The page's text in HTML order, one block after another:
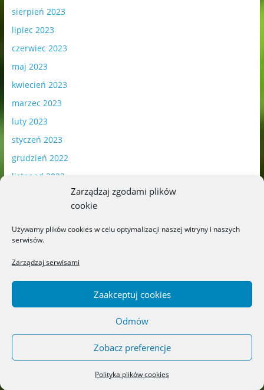
Zarządzaj zgodami plików
cookie
Używamy plików cookies w celu optymalizacji naszej witryny i naszych
serwisów.
Zarządzaj serwisami
Zaakceptuj cookies
Odmów
Zobacz preferencje
Polityka plików cookies
sierpień 2023
lipiec 2023
czerwiec 2023
maj 2023
kwiecień 2023
marzec 2023
luty 2023
styczeń 2023
grudzień 2022
listopad 2022
październik 2022
sierpień 2022
czerwiec 2022
maj 2022
kwiecień 2022
styczeń 2022